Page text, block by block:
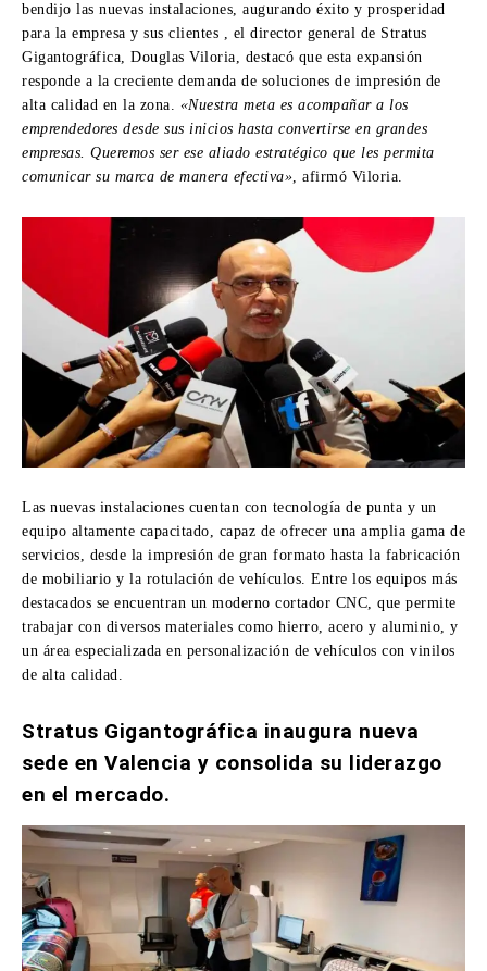
bendijo las nuevas instalaciones, augurando éxito y prosperidad
para la empresa y sus clientes , el director general de Stratus
Gigantográfica, Douglas Viloria, destacó que esta expansión
responde a la creciente demanda de soluciones de impresión de
alta calidad en la zona. «Nuestra meta es acompañar a los
emprendedores desde sus inicios hasta convertirse en grandes
empresas. Queremos ser ese aliado estratégico que les permita
comunicar su marca de manera efectiva», afirmó Viloria.
Las nuevas instalaciones cuentan con tecnología de punta y un
equipo altamente capacitado, capaz de ofrecer una amplia gama de
servicios, desde la impresión de gran formato hasta la fabricación
de mobiliario y la rotulación de vehículos. Entre los equipos más
destacados se encuentran un moderno cortador CNC, que permite
trabajar con diversos materiales como hierro, acero y aluminio, y
un área especializada en personalización de vehículos con vinilos
de alta calidad.
Stratus Gigantográfica inaugura nueva
sede en Valencia y consolida su liderazgo
en el mercado.